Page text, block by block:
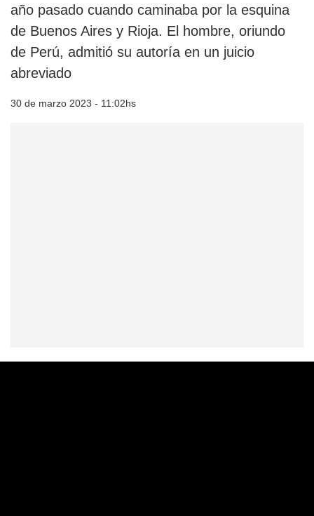
año pasado cuando caminaba por la esquina
de Buenos Aires y Rioja. El hombre, oriundo
de Perú, admitió su autoría en un juicio
abreviado
30 de marzo 2023 - 11:02hs